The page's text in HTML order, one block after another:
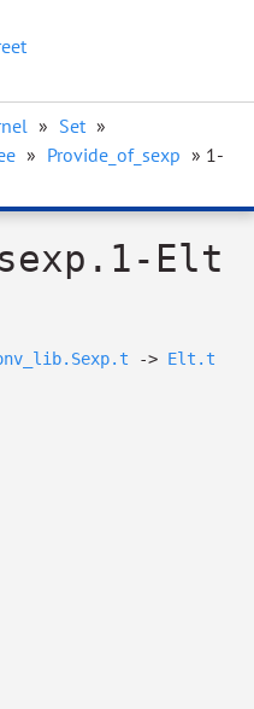
» Set »
» Provide_of_sexp » 1-
Elt
-> Elt.t